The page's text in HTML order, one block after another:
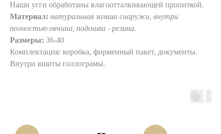
Наши угги обработаны влагоотталкивающей пропиткой.
Материал: натуральная замша снаружи, внутри
полностью овчина, подошва - резина.
Размеры: 36-40
Комплектация: коробка, фирменный пакет, документы.
Внутри вшиты голлограмы.